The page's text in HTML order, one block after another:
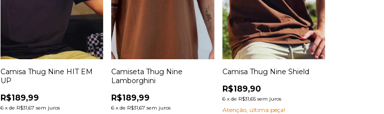
Camisa Thug Nine HIT EM
UP
R$189,99
6 x de R$31,67 sem juros
Camiseta Thug Nine
Lamborghini
R$189,99
6 xde R$31,67 sem juros
Camisa Thug Nine Shield
R$189,90
6 x de R$31,65 sem juros
Atenção, última peça!